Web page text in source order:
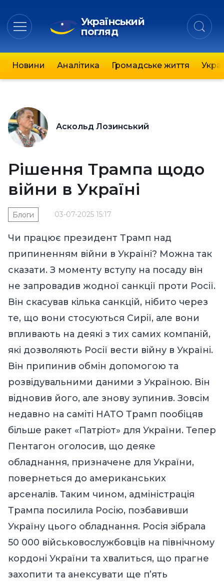
Український
погляд
Новини Аналітика Громадське життя
Аскольд Лозинський
Рішення Трампа щодо
війни в Україні
03-07-2025 15:17
Блоги
Чи працює президент Трамп над
припиненням війни в Україні? Можна так
сказати. З моменту вступу на посаду він
не запровадив жодної санкції проти Росії.
Він скасував кілька санкцій, нібито через
те, що вони стосуються Сирії, але вони
впливають на деякі з тих самих компаній,
які дозволяють Росії вести війну в Україні.
Він припинив обмін допомогою та
розвідувальними даними з Україною. Він
відновив його, але знову зупинив. Зовсім
недавно на саміті НАТО Трамп пообіцяв
більше ракет «Патріот» для України. Тепер
Пентагон оголосив, що деяке
обладнання, призначене для України,
повернеться до американських
арсеналів. Таким чином, адміністрація
Трампа посилила Росію, позбавивши
Україну цього обладнання. Росія зібрала
50 000 військовослужбовців на північному
кордоні України та хвалиться, що прагне
захопити та анексувати ще п’ять